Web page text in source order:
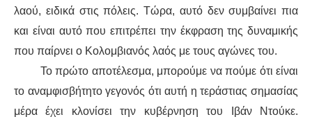
λαού, ειδικά στις πόλεις. Τώρα, αυτό δεν συμβαίνει πια
και είναι αυτό που επιτρέπει την έκφραση της δυναμικής
που παίρνει ο Κολομβιανός λαός με τους αγώνες του.
Τοπρώτο αποτέλεσμα, μπορούμε να πούμε ότι είναι
το αναμφισβήτητογεγονός ότι αυτή η τεράστιας σημασίας
μέρα έχει κλονίσει την κυβέρνηση του Ιβάν Ντούκε.